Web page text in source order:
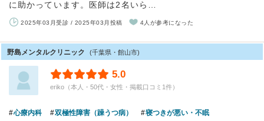
に助かっています。医師は2名いら…
2025年03月受診 / 2025年03月投稿 4人が参考になった
野島メンタルクリニック (千葉県・館山市)
5.0
eriko（本人・50代・女性・掲載口コミ1件）
心療内科 双極性障害（躁うつ病） 寝つきが悪い・不眠